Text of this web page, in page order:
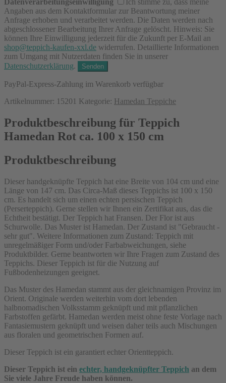
Datenverarbeitungseinwilligung
Ich stimme zu, dass meine
Angaben aus dem Kontaktformular zur Beantwortung meiner
Anfrage erhoben und verarbeitet werden. Die Daten werden nach
abgeschlossener Bearbeitung Ihrer Anfrage gelöscht. Hinweis: Sie
können Ihre Einwilligung jederzeit für die Zukunft per E-Mail an
shop@teppich-kaufen-xxl.de widerrufen. Detaillierte Informationen
zum Umgang mit Nutzerdaten finden Sie in unserer
Datenschutzerklärung.
PayPal-Express-Zahlung im Warenkorb verfügbar
Artikelnummer: 15201 Kategorie: Hamedan Teppiche
Produktbeschreibung für Teppich
Hamedan Rot ca. 100 x 150 cm
Produktbeschreibung
Dieser handgeknüpfte Teppich hat eine Breite von 104 cm und eine
Länge von 147 cm. Das Circa-Maß dieses Teppichs ist 100 x 150
cm. Es handelt sich um einen echten persischen Teppich
(Perserteppich). Gerne stellen wir Ihnen ein Zertifikat aus, das die
Echtheit bestätigt. Der Teppich hat Fransen. Der Flor ist aus
Schurwolle. Das Muster ist Hamedan. Der Zustand ist "Gebraucht -
sehr gut". Weitere Informationen zum Zustand: Teppich mit
unregelmäßiger Form und/oder Farbabweichungen, siehe
Produktbilder. Gerne beantworten wir Ihre Fragen zum Zustand des
Teppichs. Dieser Teppich ist für die Nutzung auf
Fußbodenheizungen geeignet.
Das Muster des Hamedan stammt aus der gleichnamigen Provinz im
Orient. Originale werden weiterhin vom dort lebenden
halbnomadischen Volksstamm geknüpft und mit pflanzlichen
Farbstoffen gefärbt. Hamedan werden meist ohne feste Vorlage nach
Fantasiemustern geknüpft und weisen daher teils auch Mischungen
aus floralen und geometrischen Formen auf.
Dieser Teppich ist ein garantiert echter Orientteppich.
Dieser Teppich ist ein echter, handgeknüpfter Teppich an dem
Sie viele Jahre Freude haben können.